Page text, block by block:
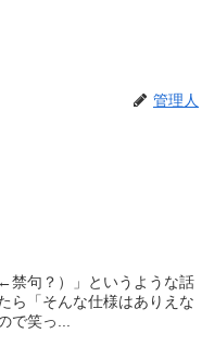
管理人
禁句？）」というような話
ら「そんな仕様はありえな
笑っ...